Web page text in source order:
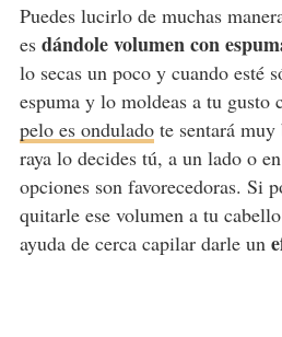
Puedes lucirlo de muchas
es dándole volumen con
lo secas un poco y cuando esté
espuma y lo moldeas a tu gusto
pelo es onduladote sentará muy
raya lo decides tú, a un lado o
opciones son favorecedoras. Si
quitarle ese volumen a tu
ayuda de cerca capilar darle un